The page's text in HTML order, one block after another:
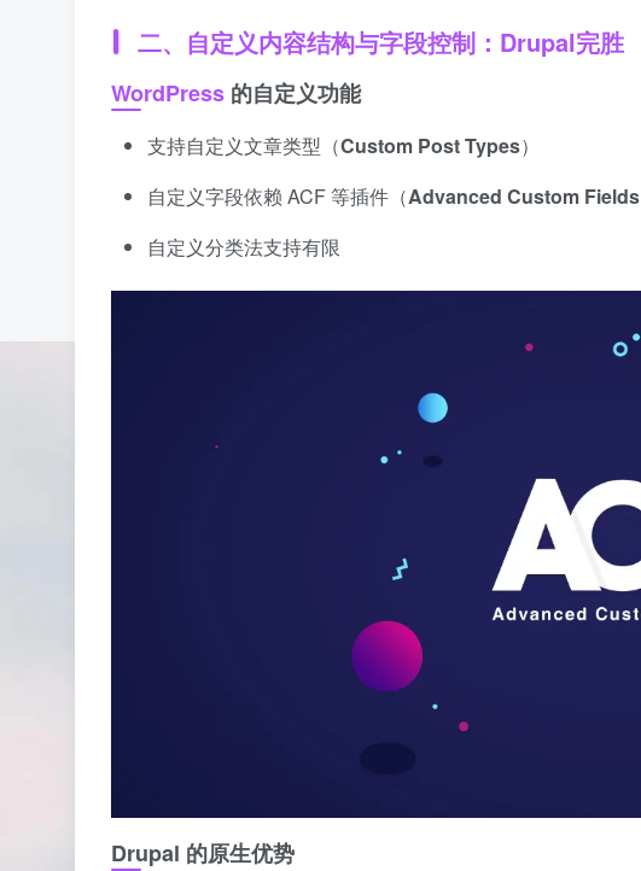
二、自定义内容结构与字段控制：Drupal完胜
WordPress 的自定义功能
支持自定义文章类型（Custom Post Types）
自定义字段依赖 ACF 等插件（Advanced Custom Fields
自定义分类法支持有限
Drupal 的原生优势